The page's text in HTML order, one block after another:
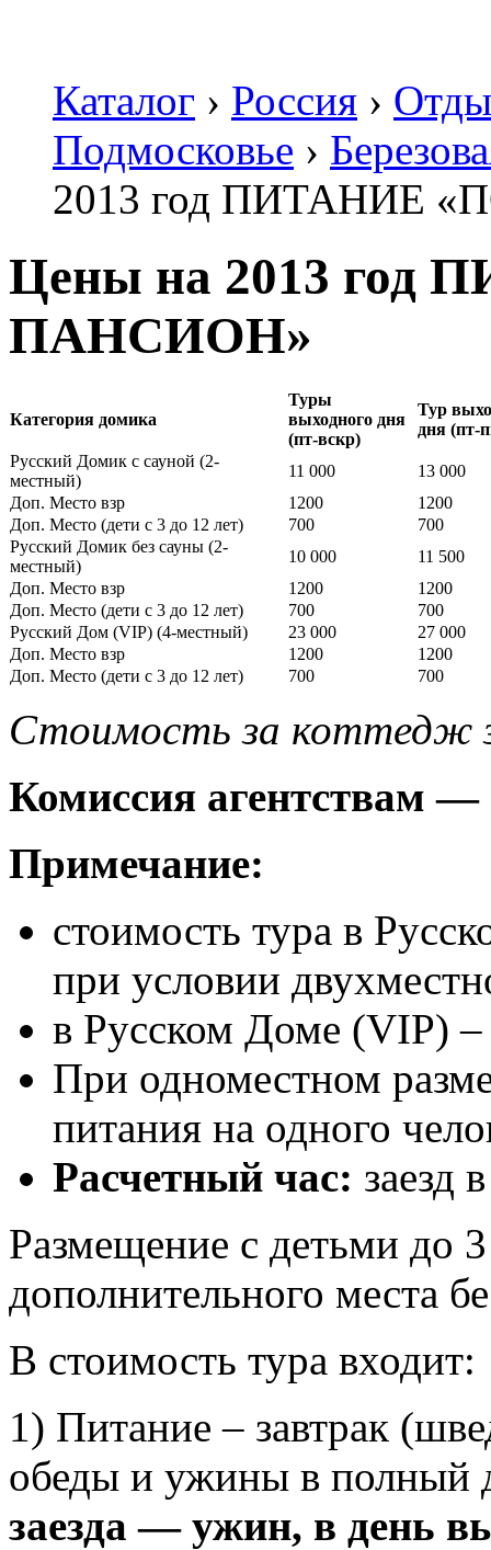
Каталог › Россия ›
Подмосковье ›
2013 год ПИТАНИЕ
Цены на 2013
ПАНСИОН»
Категория домика
Туры
выходного дня
(пт-вскр)
Тур
дня (пт-
Русский Домик с сауной (2-
местный)
11 000
13 000
Доп. Место взр
1200
1200
Доп. Место (дети с 3 до 12 лет)
700
700
Русский Домик без сауны (2-
местный)
10 000
11 500
Доп. Место взр
1200
1200
Доп. Место (дети с 3 до 12 лет)
700
700
Русский Дом (VIP) (4-местный)
23 000
27 000
Доп. Место взр
1200
1200
Доп. Место (дети с 3 до 12 лет)
700 700
Стоимость за коттедж
Комиссия агентствам —
Примечание:
стоимость тура в
при условии
в Русском Доме (VIP) –
При одноместном
питания на одного
Расчетный час: заезд
Размещение с детьми до 3
дополнительного места
В стоимость тура входит:
1) Питание – завтрак
обеды и ужины в полный
заезда — ужин, в день